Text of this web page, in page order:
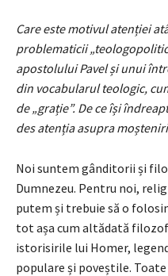
Care este motivul atenției
problematicii
apostolului Pavel și unui
din vocabularul teologic,
de „grație”. De ce își
des atenția asupra
Noi suntem gânditorii și
Dumnezeu. Pentru noi,
putem și trebuie să o
tot așa cum altădată
istorisirile lui Homer,
populare și poveștile.